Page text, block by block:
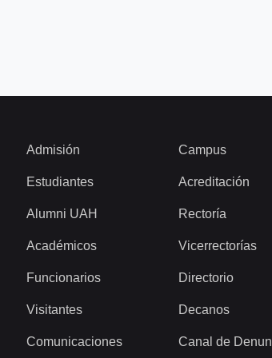
Admisión
Estudiantes
Alumni UAH
Académicos
Funcionarios
Visitantes
Comunicaciones
Campus
Acreditación
Rectoría
Vicerrectorías
Directorio
Decanos
Canal de